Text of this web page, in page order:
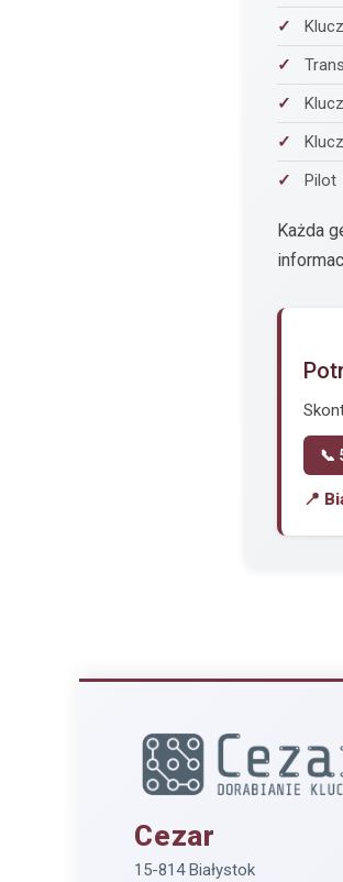
Pilot
Każda
📞
📍
Cezar
15-814 Białystok